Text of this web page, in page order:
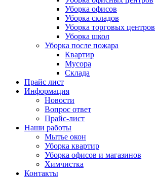
Уборка офисов
Уборка складов
Уборка торговых центров
Уборка школ
Уборка после пожара
Квартир
Мусора
Склада
Прайс лист
Информация
Новости
Вопрос ответ
Прайс-лист
Наши работы
Мытье окон
Уборка квартир
Уборка офисов и магазинов
Химчистка
Контакты